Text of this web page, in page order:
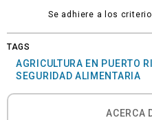
Se adhiere a los
TAGS
AGRICULTURA EN PUERTO
SEGURIDAD ALIMENTARIA
ACERCA